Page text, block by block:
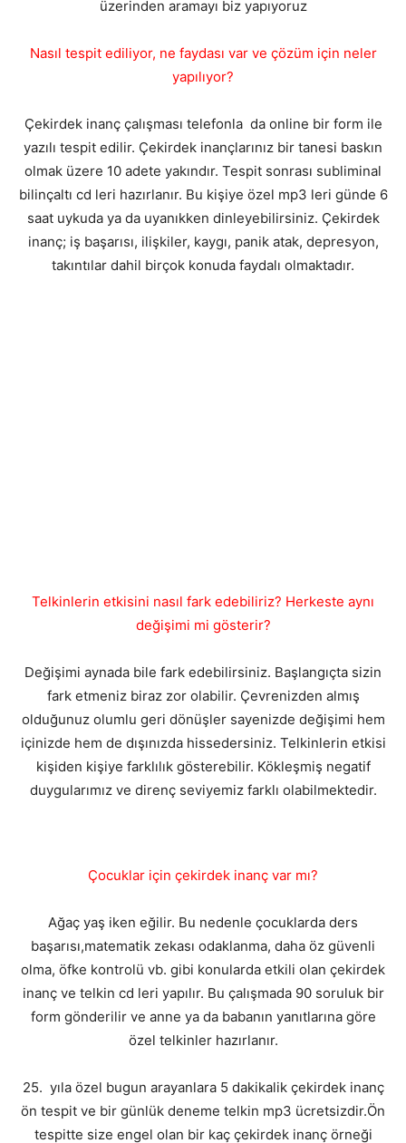
üzerinden aramayı biz yapıyoruz
Nasıl tespit ediliyor, ne faydası var ve çözüm için neler
yapılıyor?
Çekirdek inanç çalışması telefonla da online bir form ile
yazılı tespit edilir. Çekirdek inançlarınız bir tanesi baskın
olmak üzere 10 adete yakındır. Tespit sonrası subliminal
bilinçaltı cd leri hazırlanır. Bu kişiye özel mp3 leri günde 6
saat uykuda ya da uyanıkken dinleyebilirsiniz. Çekirdek
inanç; iş başarısı, ilişkiler, kaygı, panik atak, depresyon,
takıntılar dahil birçok konuda faydalı olmaktadır.
Telkinlerin etkisini nasıl fark edebiliriz? Herkeste aynı
değişimi mi gösterir?
Değişimi aynada bile fark edebilirsiniz. Başlangıçta sizin
fark etmeniz biraz zor olabilir. Çevrenizden almış
olduğunuz olumlu geri dönüşler sayenizde değişimi hem
içinizde hem de dışınızda hissedersiniz. Telkinlerin etkisi
kişiden kişiye farklılık gösterebilir. Kökleşmiş negatif
duygularımız ve direnç seviyemiz farklı olabilmektedir.
Çocuklar için çekirdek inanç var mı?
Ağaç yaş iken eğilir. Bu nedenle çocuklarda ders
başarısı,matematik zekası odaklanma, daha öz güvenli
olma, öfke kontrolü vb. gibi konularda etkili olan çekirdek
inanç ve telkin cd leri yapılır. Bu çalışmada 90 soruluk bir
form gönderilir ve anne ya da babanın yanıtlarına göre
özel telkinler hazırlanır.
25. yıla özel bugun arayanlara 5 dakikalik çekirdek inanç
ön tespit ve bir günlük deneme telkin mp3 ücretsizdir.Ön
tespitte size engel olan bir kaç çekirdek inanç örneği